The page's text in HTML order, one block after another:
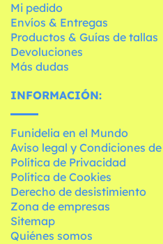
Mi pedido
Envíos & Entregas
Productos & Guías de tallas
Devoluciones
Más dudas
INFORMACIÓN:
Funidelia en el Mundo
Aviso legal y Condiciones
Política de Privacidad
Política de Cookies
Derecho de desistimiento
Zona de empresas
Sitemap
Quiénes somos